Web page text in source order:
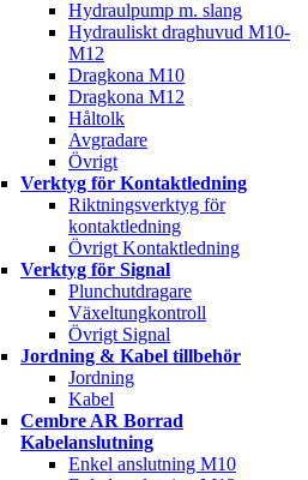
Hydraulpump m. slang
Hydrauliskt draghuvud M10-
M12
Dragkona M10
Dragkona M12
Håltolk
Avgradare
Övrigt
Verktyg för Kontaktledning
Riktningsverktyg för
kontaktledning
Övrigt Kontaktledning
Verktyg för Signal
Plunchutdragare
Växeltungkontroll
Övrigt Signal
Jordning & Kabel tillbehör
Jordning
Kabel
Cembre AR Borrad
Kabelanslutning
Enkel anslutning M10